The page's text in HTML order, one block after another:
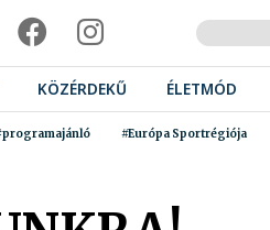
KÖZÉRDEKŰ ÉLETMÓD
#Európa Sportrégiója